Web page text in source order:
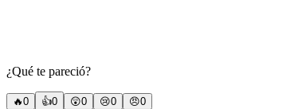
¿Qué te pareció?
🔥0 👍0 😲0 😢0 😠0